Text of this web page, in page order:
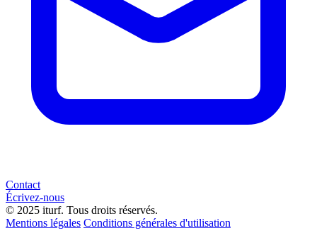
Contact
Écrivez-nous
© 2025 iturf. Tous droits réservés.
Mentions légales Conditions générales d'utilisation